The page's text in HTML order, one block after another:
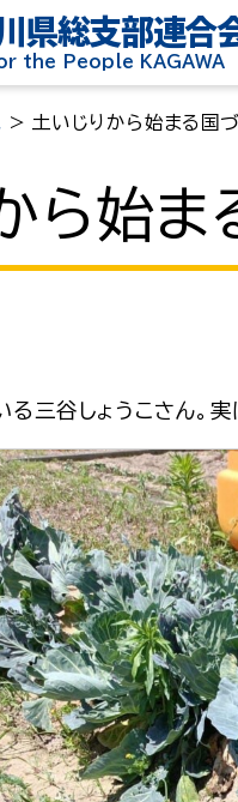
県総支部連合
the People KAGAWA
> 土いじりから始まる国
ら始
三谷しょうこさん。